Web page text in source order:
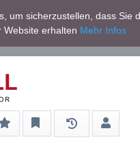
Service/Hilfe
Netto zzgl.
Mwst
um sicherzustellen, dass Sie
Website erhalten Mehr Infos